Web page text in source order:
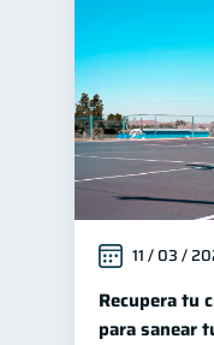
11 / 03 /
Recupera tu
para sanear